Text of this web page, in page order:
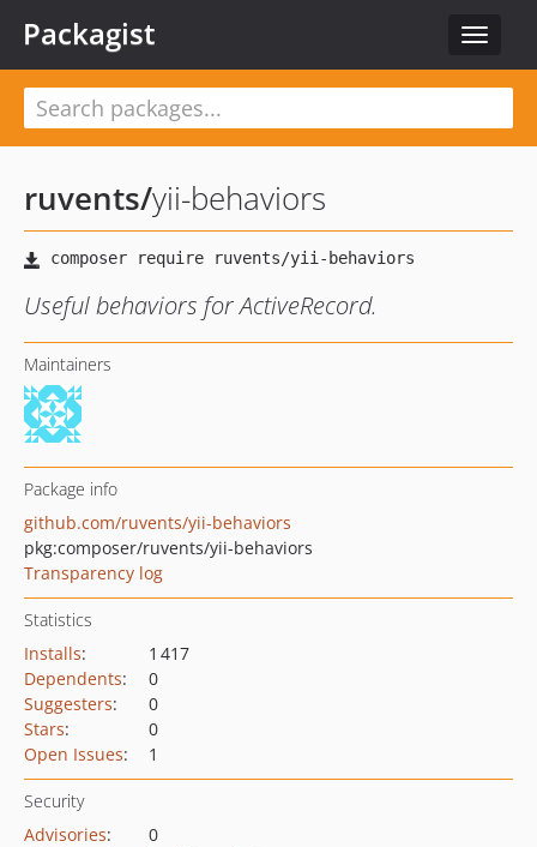
Toggle
Packagist
ruvents/yii-behaviors
Useful behaviors for ActiveRecord.
Maintainers
Package info
github.com/ruvents/yii-behaviors
pkg:composer/ruvents/yii-behaviors
Transparency log
Statistics
Installs:
1 417
Dependents:
0
Suggesters:
0
Stars:
0
Open Issues: 1
Security
Advisories:
0